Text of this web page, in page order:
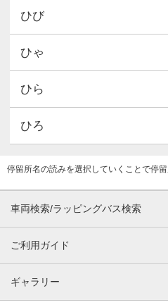
ひび
ひゃ
ひら
ひろ
停留所名の読みを選択していくことで停留
車両検索/ラッピングバス検索
ご利用ガイド
ギャラリー